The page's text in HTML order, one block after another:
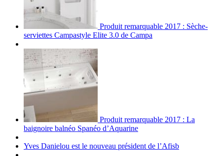
Produit remarquable 2017 : Sèche-
serviettes Campastyle Elite 3.0 de Campa
Produit remarquable 2017 : La
baignoire balnéo Spanéo d’Aquarine
Yves Danielou est le nouveau président de l’Afisb